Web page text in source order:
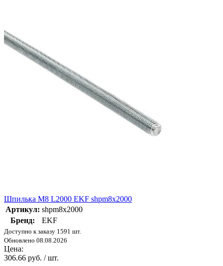
Шпилька M8 L2000 EKF shpm8x2000
Артикул: shpm8x2000
Бренд:
EKF
Доступно к заказу 1591 шт.
Обновлено 08.08.2026
Цена:
306.66 руб. / шт.